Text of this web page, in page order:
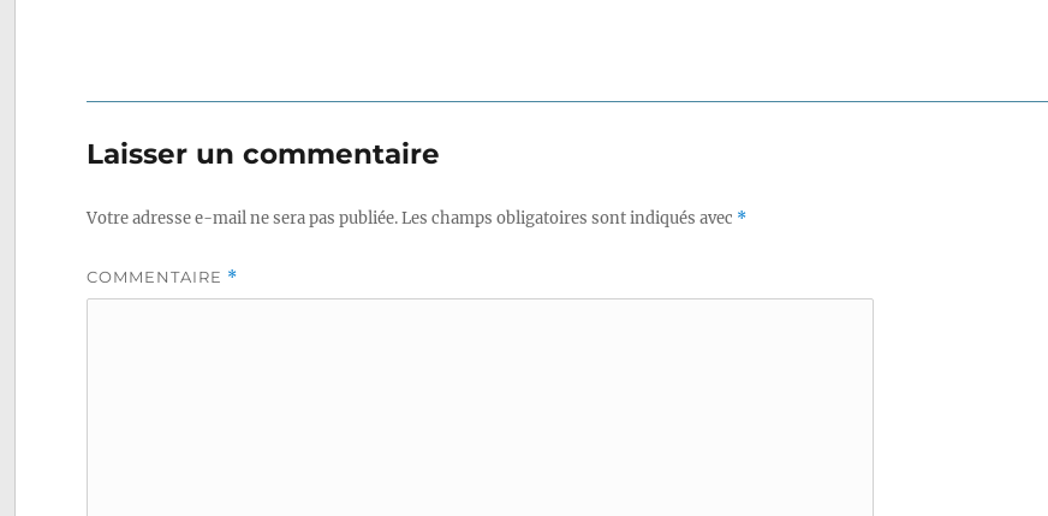
Laisser un commentaire
Votre adresse e-mail ne sera pas publiée.Les champs obligatoires sont indiqués avec *
COMMENTAIRE *